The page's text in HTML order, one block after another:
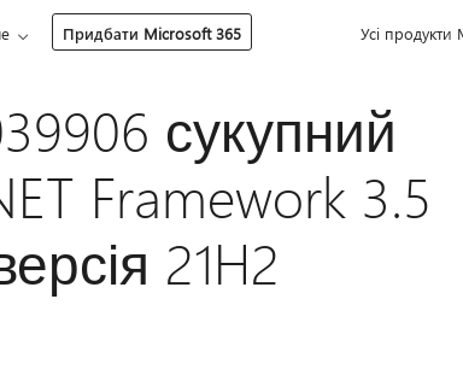
Придбати Microsoft 365 Усі продукти
сукупний
Framework 3.5
21H2